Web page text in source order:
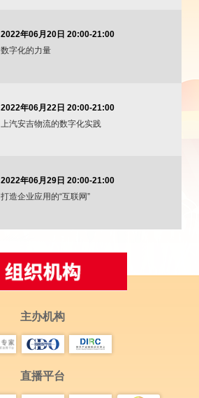
2022年06月20日 20:00-21:00
数字化的力量
2022年06月22日 20:00-21:00
上汽安吉物流的数字化实践
2022年06月29日 20:00-21:00
打造企业应用的“互联网”
主办机构
直播平台